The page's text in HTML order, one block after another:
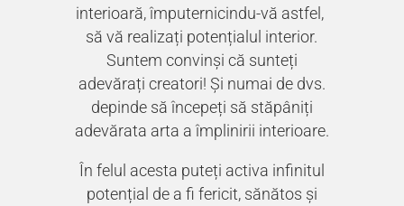
interioară, împuternicindu-vă astfel,
să vă realizați potențialul interior.
Suntem convinși că sunteți
adevărați creatori! Și numai de dvs.
depinde să începeți să stăpâniți
adevărata arta a împlinirii interioare.
În felul acesta puteți activa infinitul
potențial de a fi fericit, sănătos și